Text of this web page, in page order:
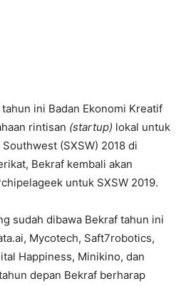
ini Badan Ekonomi Kreatif
rintisan (startup) lokal untuk
(SXSW) 2018 di
Bekraf kembali akan
untuk SXSW 2019.
sudah dibawa Bekraf tahun ini
Mycotech, Saft7robotics,
Happiness, Minikino, dan
depan Bekraf berharap